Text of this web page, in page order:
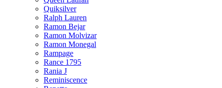
Quiksilver
Ralph Lauren
Ramon Bejar
Ramon Molvizar
Ramon Monegal
Rampage
Rance 1795
Rania J
Reminiscence